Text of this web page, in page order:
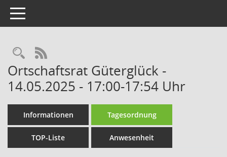
Toggle navigation
Rechercheauswahl
RSS-Feed
Ortschaftsrat Güterglück -
14.05.2025 - 17:00-17:54 Uhr
Informationen Tagesordnung
TOP-Liste Anwesenheit